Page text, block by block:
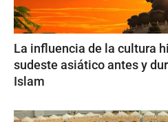
La influencia de la cultura
sudeste asiático antes y
Islam